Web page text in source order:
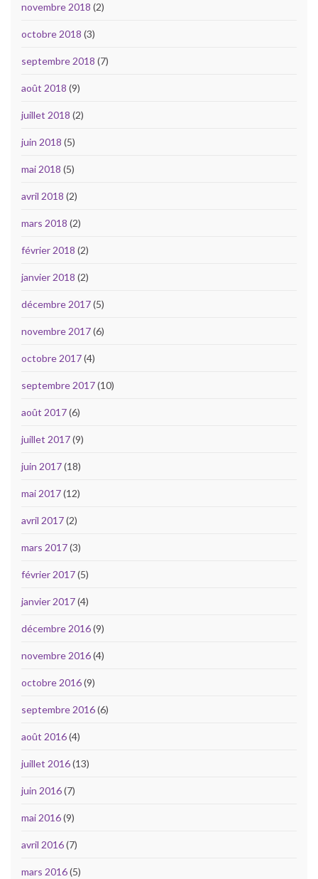
novembre 2018 (2)
octobre 2018 (3)
septembre 2018 (7)
août 2018 (9)
juillet 2018 (2)
juin 2018 (5)
mai 2018 (5)
avril 2018 (2)
mars 2018 (2)
février 2018 (2)
janvier 2018 (2)
décembre 2017(5)
novembre 2017(6)
octobre 2017(4)
septembre 2017(10)
août 2017(6)
juillet 2017(9)
juin 2017(18)
mai 2017(12)
avril 2017(2)
mars 2017(3)
février 2017(5)
janvier 2017(4)
décembre 2016(9)
novembre 2016(4)
octobre 2016(9)
septembre 2016(6)
août 2016(4)
juillet 2016(13)
juin 2016(7)
mai 2016(9)
avril 2016(7)
mars 2016(5)